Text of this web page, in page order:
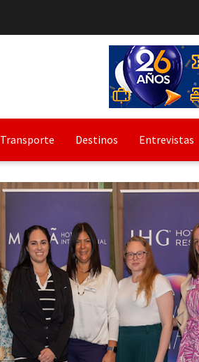
Transporte Destinos Entrevistas